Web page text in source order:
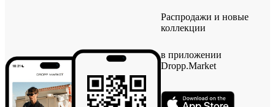
Распродажи и новые
коллекции
в приложении
Dropp.Market